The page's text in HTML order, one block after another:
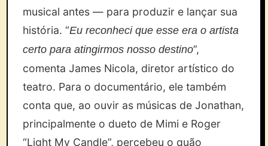
musical antes — para produzir e lançar sua
história. “Eu reconheci que esse era o artista
certo para atingirmos nosso destino”,
comenta James Nicola, diretor artístico do
teatro. Para o documentário, ele também
conta que, ao ouvir as músicas de Jonathan,
principalmente o dueto de Mimi e Roger
“Light My Candle”, percebeu o quão